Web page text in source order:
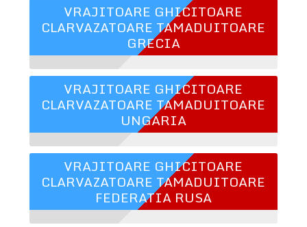
VRAJITOARE GHICITOARE
CLARVAZATOARE TAMADUITOARE
GRECIA
VRAJITOARE GHICITOARE
CLARVAZATOARE TAMADUITOARE
UNGARIA
VRAJITOARE GHICITOARE
CLARVAZATOARE TAMADUITOARE
FEDERATIA RUSA